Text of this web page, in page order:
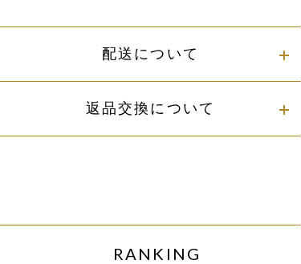
配送について
返品交換について
RANKING